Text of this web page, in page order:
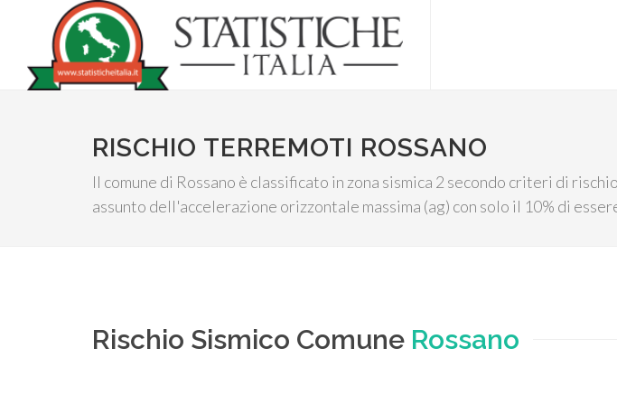
RISCHIO TERREMOTI ROSSANO
Il comune di Rossano è classificato in zona sismica 2 secondo criteri di
assunto dell'accelerazione orizzontale massima (ag) con solo il 10% di
Rischio Sismico Comune Rossano